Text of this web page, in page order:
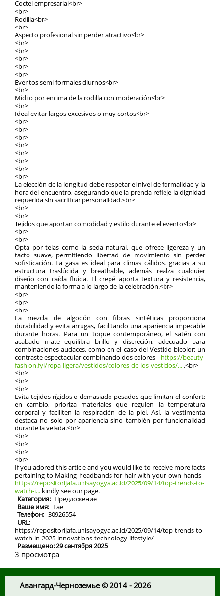
Coctel empresarial<br>
<br>
Rodilla<br>
<br>
Aspecto profesional sin perder atractivo<br>
<br>
<br>
<br>
<br>
<br>
Eventos semi-formales diurnos<br>
<br>
Midi o por encima de la rodilla con moderación<br>
<br>
Ideal evitar largos excesivos o muy cortos<br>
<br>
<br>
<br>
<br>
<br>
<br>
<br>
<br>
La elección de la longitud debe respetar el nivel de formalidad y la
hora del encuentro, asegurando que la prenda refleje la dignidad
requerida sin sacrificar personalidad.<br>
<br>
<br>
Tejidos que aportan comodidad y estilo durante el evento<br>
<br>
<br>
Opta por telas como la seda natural, que ofrece ligereza y un
tacto suave, permitiendo libertad de movimiento sin perder
sofisticación. La gasa es ideal para climas cálidos, gracias a su
estructura traslúcida y breathable, además realza cualquier
diseño con caída fluida. El crepé aporta textura y resistencia,
manteniendo la forma a lo largo de la celebración.<br>
<br>
<br>
<br>
La mezcla de algodón con fibras sintéticas proporciona
durabilidad y evita arrugas, facilitando una apariencia impecable
durante horas. Para un toque contemporáneo, el satén con
acabado mate equilibra brillo y discreción, adecuado para
combinaciones audaces, como en el caso del Vestido bicolor: un
contraste espectacular combinando dos colores - https://beauty-
fashion.fyi/ropa-ligera/vestidos/colores-de-los-vestidos/... .<br>
<br>
<br>
<br>
Evita tejidos rígidos o demasiado pesados que limitan el confort;
en cambio, prioriza materiales que regulen la temperatura
corporal y faciliten la respiración de la piel. Así, la vestimenta
destaca no solo por apariencia sino también por funcionalidad
durante la velada.<br>
<br>
<br>
<br>
<br>
If you adored this article and you would like to receive more facts
pertaining to Making headbands for hair with your own hands -
https://repositorijafa.unisayogya.ac.id/2025/09/14/top-trends-to-
watch-i... kindly see our page.
Категория: Предложение
Ваше имя: Fae
Телефон: 30926554
URL:
https://repositorijafa.unisayogya.ac.id/2025/09/14/top-trends-to-
watch-in-2025-innovations-technology-lifestyle/
Размещено: 29 сентября 2025
3 просмотра
Авангард-Черноземье © 2014 - 2026